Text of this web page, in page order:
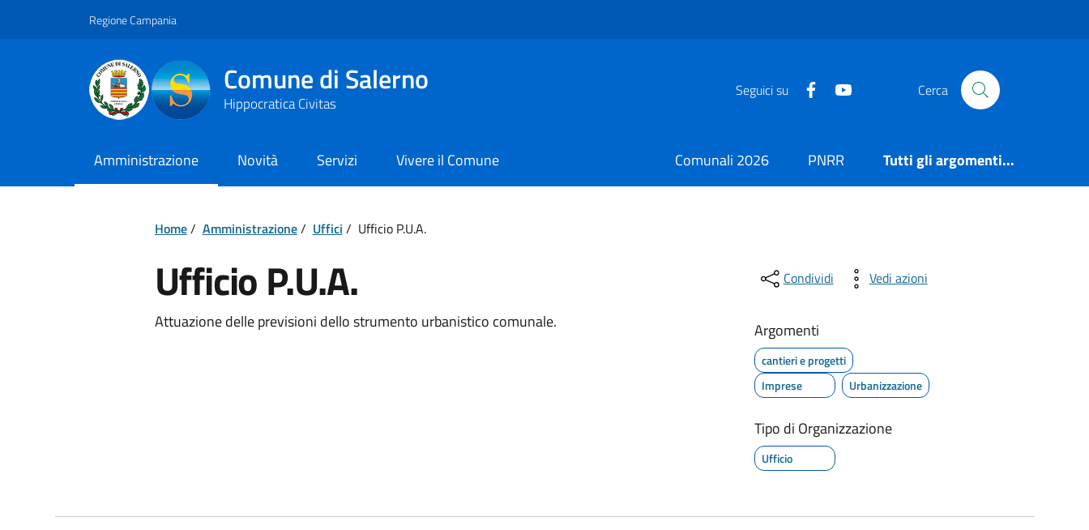
Regione Campania
Comune di Salerno
Hippocratica Civitas
Seguici su https://it-it.facebook.com/ComuneSalerno
https://www.youtube.com/user/
Cerca
Amministrazione Novità Servizi Vivere il Comune Comunali 2026 PNRR Tutti gli argomenti...
Home/ Amministrazione/ Uffici / Ufficio P.U.A.
Ufficio P.U.A.
Attuazione delle previsioni dello strumento urbanistico comunale.
Condividi Vedi azioni
Argomenti
cantieri e progetti
Imprese
Urbanizzazione
Tipo di Organizzazione
Ufficio